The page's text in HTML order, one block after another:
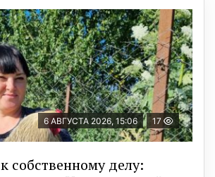
6 АВГУСТА 2026, 15:06 17
собственному делу: